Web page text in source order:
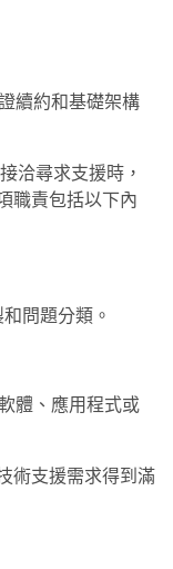
續約和基礎架構
洽尋求支援時，
職責包括以下內
問題分類。
體、應用程式或
術支援需求得到滿